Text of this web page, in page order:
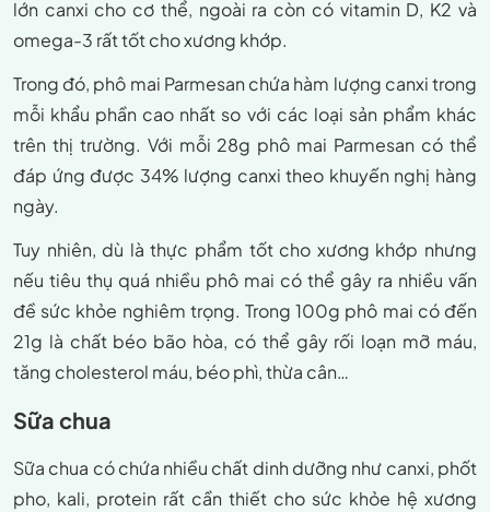
lớn canxi cho cơ thể, ngoài ra còn có vitamin D, K2 và
omega-3 rất tốt cho xương khớp.
Trong đó, phô mai Parmesan chứa hàm lượng canxi trong
mỗi khẩu phần cao nhất so với các loại sản phẩm khác
trên thị trường. Với mỗi 28g phô mai Parmesan có thể
đáp ứng được 34% lượng canxi theo khuyến nghị hàng
ngày.
Tuy nhiên, dù là thực phẩm tốt cho xương khớp nhưng
nếu tiêu thụ quá nhiều phô mai có thể gây ra nhiều vấn
đề sức khỏe nghiêm trọng. Trong 100g phô mai có đến
21g là chất béo bão hòa, có thể gây rối loạn mỡ máu,
tăng cholesterol máu, béo phì, thừa cân…
Sữa chua
Sữa chua có chứa nhiều chất dinh dưỡng như canxi, phốt
pho, kali, protein rất cần thiết cho sức khỏe hệ xương